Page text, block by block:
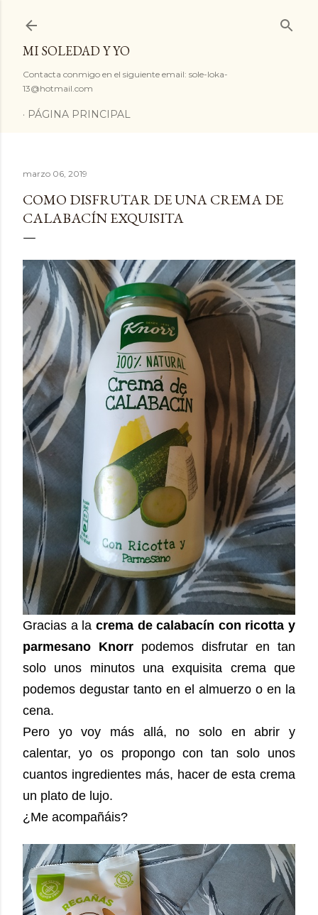
MI SOLEDAD Y YO
Contacta conmigo en el siguiente email: sole-loka-
13@hotmail.com
PÁGINA PRINCIPAL
marzo 06, 2019
COMO DISFRUTAR DE UNA CREMA DE
CALABACÍN EXQUISITA
Gracias a la crema de calabacín con ricotta y
parmesano Knorr podemos disfrutar en tan
solo unos minutos una exquisita crema que
podemos degustar tanto en el almuerzo o en la
cena.
Pero yo voy más allá, no solo en abrir y
calentar, yo os propongo con tan solo unos
cuantos ingredientes más, hacer de esta crema
un plato de lujo.
¿Me acompañáis?